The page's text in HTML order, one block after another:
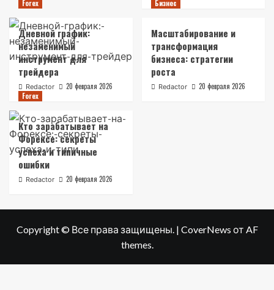
Forex
Дневной график:
незаменимый
инструмент для
трейдера
Redactor 20 февраля 2026
Бизнес
Масштабирование и
трансформация
бизнеса: стратегии
роста
Redactor
20 февраля 2026
Forex
Кто зарабатывает на
Форексе: секреты
успеха и типичные
ошибки
Redactor 20 февраля 2026
Copyright © Все права защищены. | CoverNews от AF
themes.